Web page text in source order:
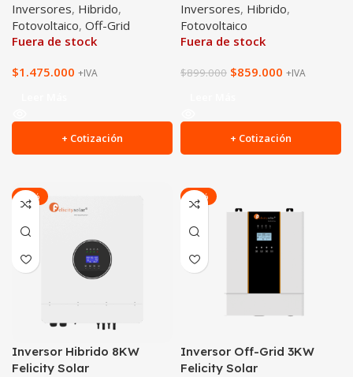
Inversores, Hibrido,
Fotovoltaico, Off-Grid
Fuera de stock
$1.475.000 +IVA
+ Cotización
Inversores, Hibrido,
Fotovoltaico
Fuera de stock
$899.000 $859.000 +IVA
+ Cotización
-20%
Inversor Hibrido 8KW
Felicity Solar
-29%
Inversor Off-Grid 3KW
Felicity Solar